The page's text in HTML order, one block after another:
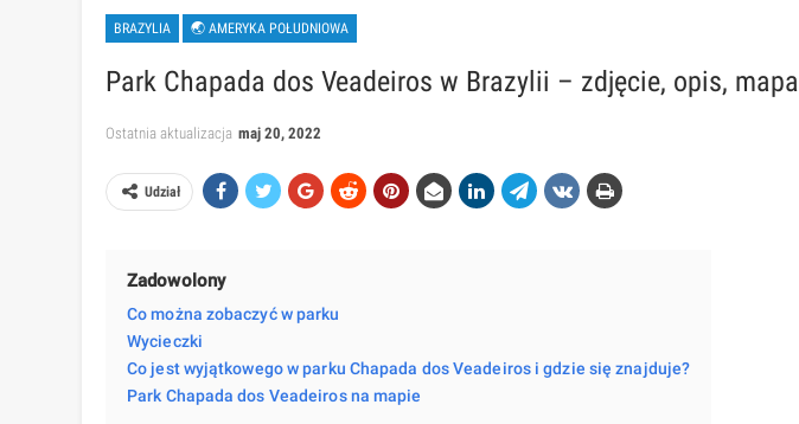
BRAZYLIA 🌏 AMERYKA POŁUDNIOWA
Park Chapada dos Veadeiros w Brazylii – zdjęcie, opis, mapa
Ostatnia aktualizacja maj 20, 2022
Udział
Zadowolony
Co można zobaczyć w parku
Wycieczki
Co jest wyjątkowego w parku Chapada dos Veadeiros i gdzie się znajduje?
Park Chapada dos Veadeiros na mapie